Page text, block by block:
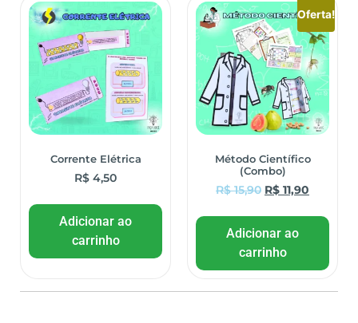
Corrente Elétrica
R$ 4,50
Adicionar ao
carrinho
Oferta!
Método Científico
(Combo)
R$15,90 R$ 11,90
Adicionar ao
carrinho